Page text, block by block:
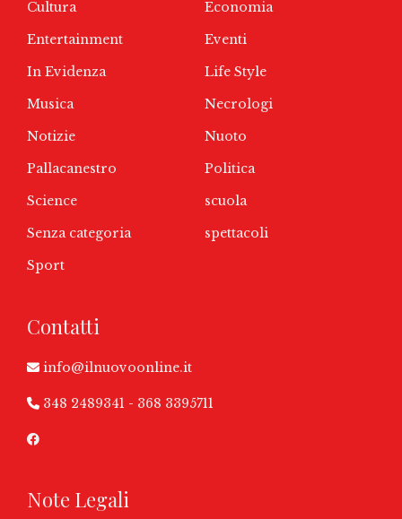
Cultura
Economia
Entertainment
Eventi
In Evidenza
Life Style
Musica
Necrologi
Notizie
Nuoto
Pallacanestro
Politica
Science
scuola
Senza categoria
spettacoli
Sport
Contatti
info@ilnuovoonline.it
348 2489341 - 368 3395711
Note Legali